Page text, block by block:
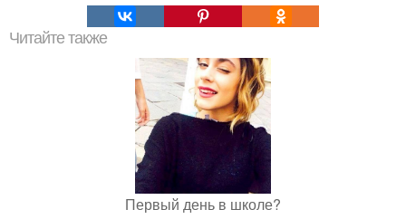
Читайте также
Первый день в школе?